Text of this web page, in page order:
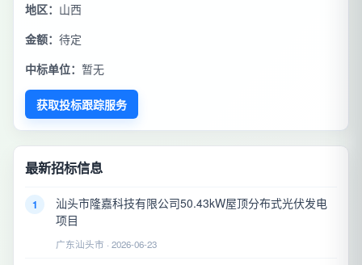
地区： 山西
金额： 待定
中标单位： 暂无
获取投标跟踪服务
最新招标信息
1
汕头市隆嘉科技有限公司50.43kW屋顶分布式光伏发电
项目
广东汕头市 · 2026-06-23